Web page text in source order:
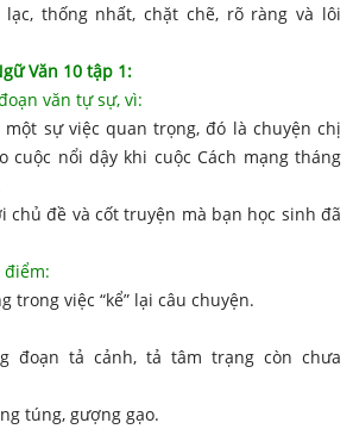
lạc, thống nhất, chặt chẽ, rõ ràng và lôi
Văn 10 tập 1:
văn tự sự, vì:
sự việc quan trọng, đó là chuyện chị
cuộc nổi dậy khi cuộc Cách mạng tháng
chủ đề và cốt truyện mà bạn học sinh đã
điểm:
trong việc “kể” lại câu chuyện.
tả cảnh, tả tâm trạng còn chưa
túng, gượng gạo.